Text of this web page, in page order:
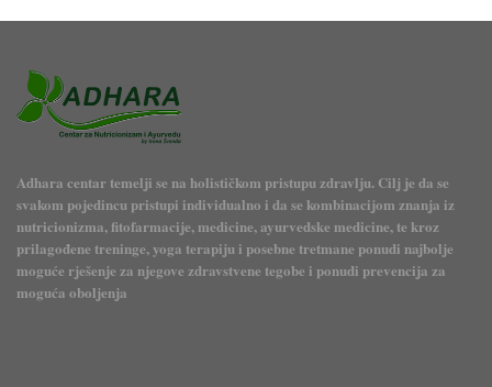
Adhara centar temelji se na holističkom pristupu zdravlju. Cilj je da se
svakom pojedincu pristupi individualno i da se kombinacijom znanja iz
nutricionizma, fitofarmacije, medicine, ayurvedske medicine, te kroz
prilagođene treninge, yoga terapiju i posebne tretmane ponudi najbolje
moguće rješenje za njegove zdravstvene tegobe i ponudi prevencija za
moguća oboljenja